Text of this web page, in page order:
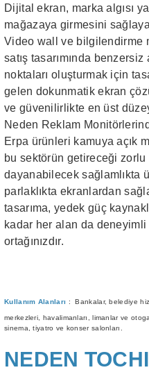
Dijital ekran, marka algısı
mağazaya girmesini
Video wall ve bilgilendirme
satış tasarımında
noktaları oluşturmak için
gelen dokunmatik ekran
ve güvenilirlikte en üst
Neden Reklam
Erpa ürünleri kamuya açık
bu sektörün getireceği
dayanabilecek sağlamlıkta
parlaklıkta ekranlardan
tasarıma, yedek güç
kadar her alan da deneyimli
ortağınızdır.
Kullanım Alanları : Bankalar, belediye
merkezleri, havalimanları, limanlar ve
sinema, tiyatro ve konser salonları.
NEDEN